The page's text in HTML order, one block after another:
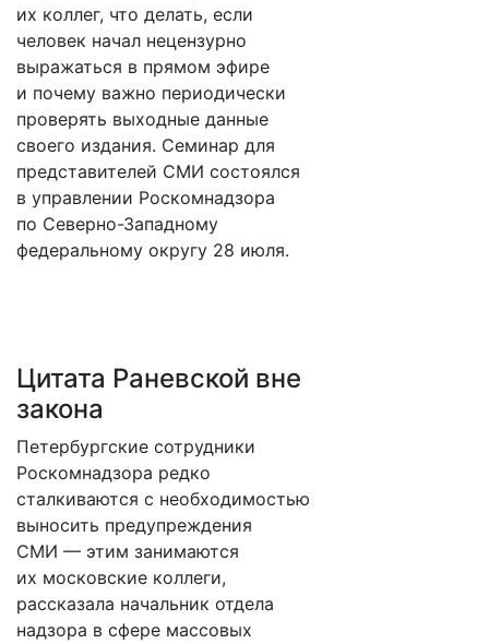
их коллег, что делать, если
человек начал нецензурно
выражаться в прямом эфире
и почему важно периодически
проверять выходные данные
своего издания. Семинар для
представителей СМИ состоялся
в управлении Роскомнадзора
по Северно-Западному
федеральному округу 28 июля.
Цитата Раневской вне
закона
Петербургские сотрудники
Роскомнадзора редко
сталкиваются с необходимостью
выносить предупреждения
СМИ — этим занимаются
их московские коллеги,
рассказала начальник отдела
надзора в сфере массовых